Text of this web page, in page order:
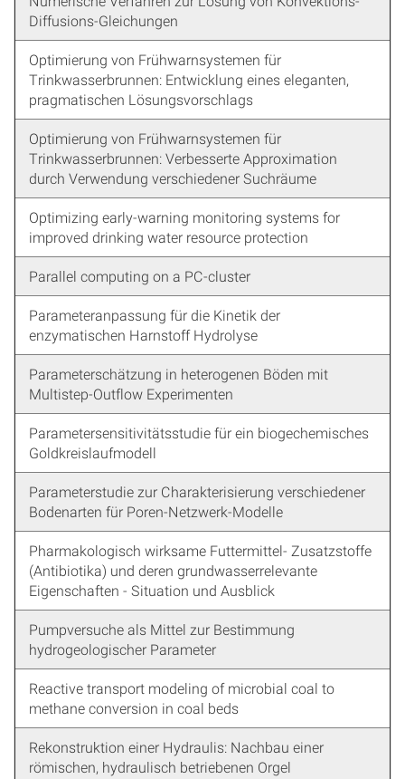
Diffusions-Gleichungen
Optimierung von Frühwarnsystemen für
Trinkwasserbrunnen: Entwicklung eines eleganten,
pragmatischen Lösungsvorschlags
Optimierung von Frühwarnsystemen für
Trinkwasserbrunnen: Verbesserte Approximation
durch Verwendung verschiedener Suchräume
Optimizing early-warning monitoring systems for
improved drinking water resource protection
Parallel computing on a PC-cluster
Parameteranpassung für die Kinetik der
enzymatischen Harnstoff Hydrolyse
Parameterschätzung in heterogenen Böden mit
Multistep-Outflow Experimenten
Parametersensitivitätsstudie für ein biogechemisches
Goldkreislaufmodell
Parameterstudie zur Charakterisierung verschiedener
Bodenarten für Poren-Netzwerk-Modelle
Pharmakologisch wirksame Futtermittel- Zusatzstoffe
(Antibiotika) und deren grundwasserrelevante
Eigenschaften - Situation und Ausblick
Pumpversuche als Mittel zur Bestimmung
hydrogeologischer Parameter
Reactive transport modeling of microbial coal to
methane conversion in coal beds
Rekonstruktion einer Hydraulis: Nachbau einer
römischen, hydraulisch betriebenen Orgel